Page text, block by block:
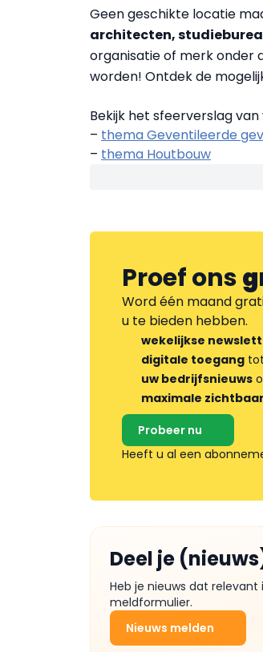
Geen geschikte locatie
architecten,
organisatie of merk onder
worden! Ontdek de
Bekijk het sfeerverslag van
– thema Geventileerde
– thema Houtbouw
Proef ons
Word één maand
u te bieden hebben.
wekelijkse
digitale toegang
uw bedrijfsnieuws
maximale
Probeer nu
Heeft u al een
Deel je
Heb je nieuws dat
meldformulier.
Nieuws melden